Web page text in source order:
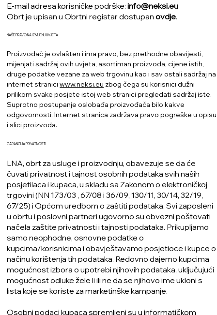
E-mail adresa korisničke podrške:info@neksi.eu
Obrt je upisan u Obrtni registar dostupanovdje.
NAŠE PRAVO NA IZMJENU UVJETA
Proizvođač je ovlašten i ima pravo, bez prethodne obavijesti,
mijenjati sadržaj ovih uvjeta, asortiman proizvoda, cijene istih,
druge podatke vezane za web trgovinu kao i sav ostali sadržaj na
internet straniciwww.neksi.eu zbog čega su korisnici dužni
prilikom svake posjete istoj web stranici pregledati sadržaj iste.
Suprotno postupanje oslobađa proizvođača bilo kakve
odgovornosti. Internet stranica zadržava pravo pogreške u opisu
i slici proizvoda.
GARANCIJA PRIVATNOSTI
LNA, obrt za usluge i proizvodnju, obavezuje se da će
čuvati privatnost i tajnost osobnih podataka svih naših
posjetilaca i kupaca, u skladu sa Zakonom o elektroničkoj
trgovini (NN 173/03 , 67/08 i 36/09, 130/11, 30/14, 32/19,
67/25) i Općom uredbom o zaštiti podataka. Svi zaposleni
u obrtu i poslovni partneri ugovorno su obvezni poštovati
načela zaštite privatnosti i tajnosti podataka. Prikupljamo
samo neophodne, osnovne podatke o
kupcima/korisnicima i obavještavamo posjetioce i kupce o
načinu korištenja tih podataka. Redovno dajemo kupcima
mogućnost izbora o upotrebi njihovih podataka, uključujući
mogućnost odluke žele li ili ne da se njihovo ime ukloni s
lista koje se koriste za marketinške kampanje.
Osobni podaci kupaca spremljeni su u informatičkom